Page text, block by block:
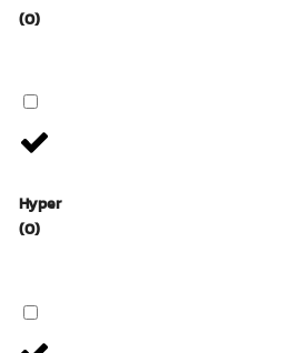
(0)
Hyper
(0)